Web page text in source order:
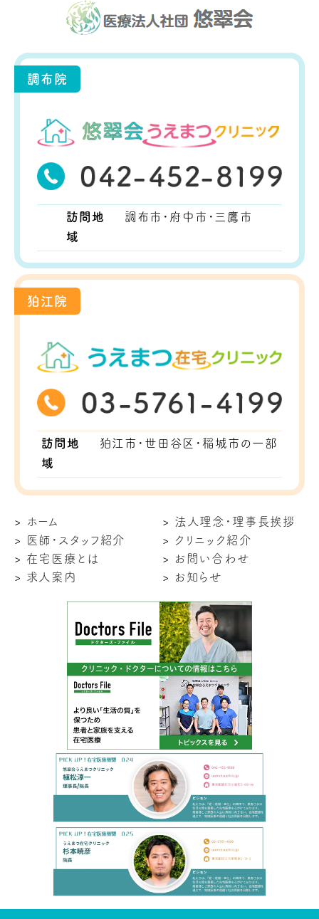
調布院
訪問地
域
調布市・府中市・三鷹市
狛江院
訪問地
域
狛江市・世田谷区・稲城市の一部
ホーム
法人理念・理事長挨拶
医師・スタッフ紹介
クリニック紹介
在宅医療とは
お問い合わせ
求人案内
お知らせ